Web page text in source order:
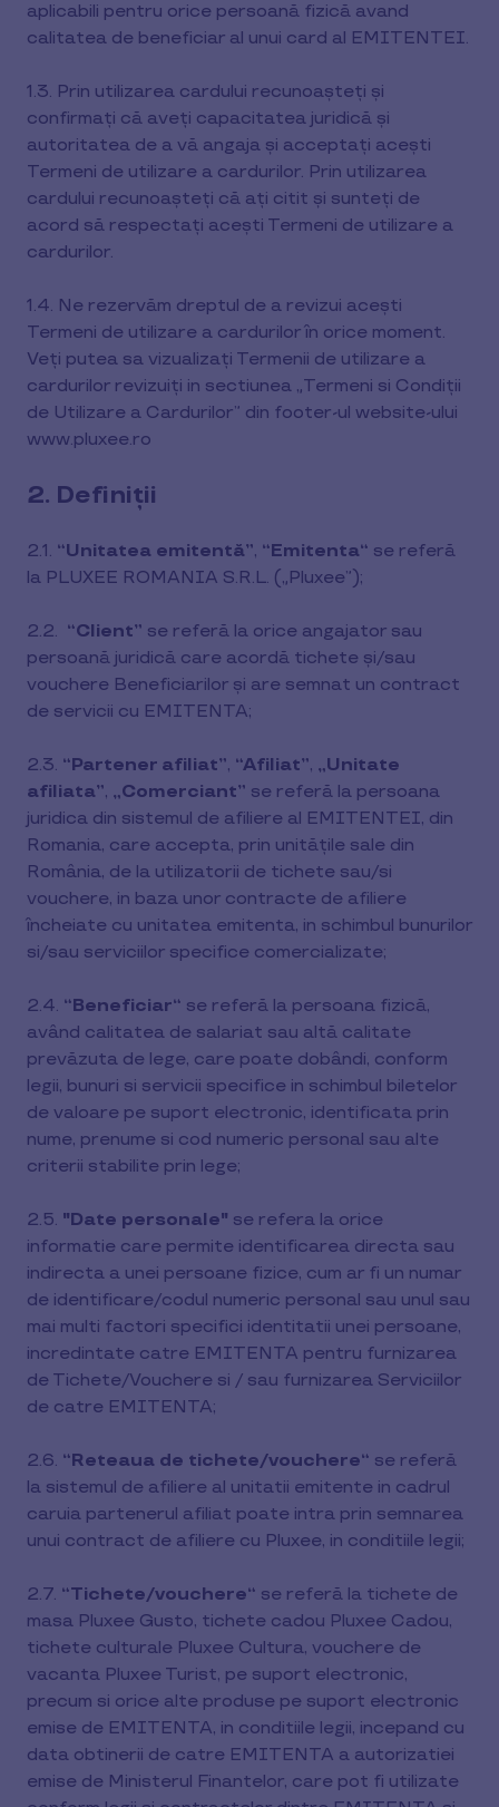
aplicabili pentru orice persoană fizică avand
calitatea de beneficiar al unui card al EMITENTEI.
1.3. Prin utilizarea cardului recunoașteți și
confirmați că aveți capacitatea juridică și
autoritatea de a vă angaja și acceptați acești
Termeni de utilizare a cardurilor. Prin utilizarea
cardului recunoașteți că ați citit și sunteți de
acord să respectați acești Termeni de utilizare a
cardurilor.
1.4. Ne rezervăm dreptul de a revizui acești
Termeni de utilizare a cardurilor în orice moment.
Veți putea sa vizualizați Termenii de utilizare a
cardurilor revizuiți in sectiunea „Termeni si Condiții
de Utilizare a Cardurilor” din footer-ul website-ului
www.pluxee.ro
2. Definiții
2.1. “Unitatea emitentă”, “Emitenta“ se referă
la PLUXEE ROMANIA S.R.L. („Pluxee”);
2.2. “Client” se referă la orice angajator sau
persoană juridică care acordă tichete și/sau
vouchere Beneficiarilor și are semnat un contract
de servicii cu EMITENTA;
2.3. “Partener afiliat”, “Afiliat”, „Unitate
afiliata”, „Comerciant” se referă la persoana
juridica din sistemul de afiliere al EMITENTEI, din
Romania, care accepta, prin unitățile sale din
România, de la utilizatorii de tichete sau/si
vouchere, in baza unor contracte de afiliere
încheiate cu unitatea emitenta, in schimbul bunurilor
si/sau serviciilor specifice comercializate;
2.4. “Beneficiar“ se referă la persoana fizică,
având calitatea de salariat sau altă calitate
prevăzuta de lege, care poate dobândi, conform
legii, bunuri si servicii specifice in schimbul biletelor
de valoare pe suport electronic, identificata prin
nume, prenume si cod numeric personal sau alte
criterii stabilite prin lege;
2.5. "Date personale" se refera la orice
informatie care permite identificarea directa sau
indirecta a unei persoane fizice, cum ar fi un numar
de identificare/codul numeric personal sau unul sau
mai multi factori specifici identitatii unei persoane,
incredintate catre EMITENTA pentru furnizarea
de Tichete/Vouchere si / sau furnizarea Serviciilor
de catre EMITENTA;
2.6. “Reteaua de tichete/vouchere“ se referă
la sistemul de afiliere al unitatii emitente in cadrul
caruia partenerul afiliat poate intra prin semnarea
unui contract de afiliere cu Pluxee, in conditiile legii;
2.7. “Tichete/vouchere“ se referă la tichete de
masa Pluxee Gusto, tichete cadou Pluxee Cadou,
tichete culturale Pluxee Cultura, vouchere de
vacanta Pluxee Turist, pe suport electronic,
precum si orice alte produse pe suport electronic
emise de EMITENTA, in conditiile legii, incepand cu
data obtinerii de catre EMITENTA a autorizatiei
emise de Ministerul Finantelor, care pot fi utilizate